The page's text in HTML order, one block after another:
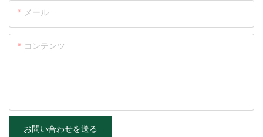
メール
コンテンツ
お問い合わせを送る